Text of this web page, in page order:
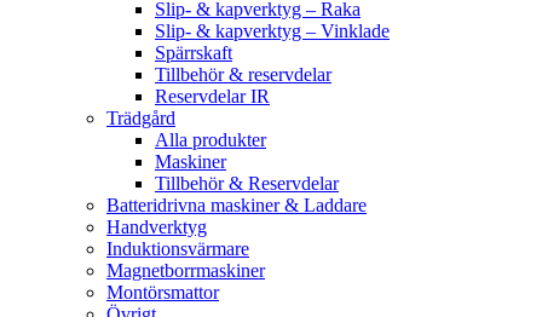
Slip- & kapverktyg – Raka
Slip- & kapverktyg – Vinklade
Spärrskaft
Tillbehör & reservdelar
Reservdelar IR
Trädgård
Alla produkter
Maskiner
Tillbehör & Reservdelar
Batteridrivna maskiner & Laddare
Handverktyg
Induktionsvärmare
Magnetborrmaskiner
Montörsmattor